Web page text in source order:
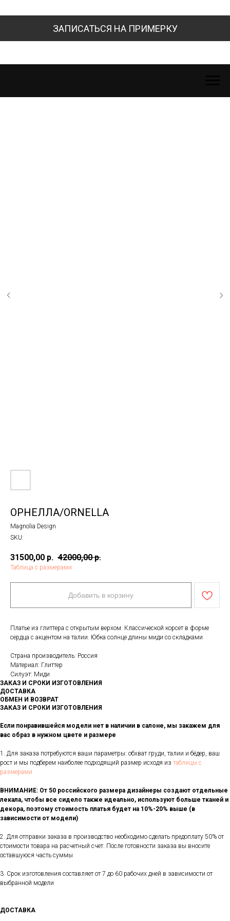
ЗАПИСАТЬСЯ НА ПРИМЕРКУ
ОРНЕЛЛА/ORNELLA
Magnolia Design
SKU:
31500,00 р. 42000,00 р.
Таблица с размерами
Добавить в корзину
Платье из глиттера с открытым верхом. Классической корсет в форме
сердца с акцентом на талии. Юбка солнце длины миди со складками
Страна производитель: Россия
Материал: Глиттер
Силуэт: Миди
ЗАКАЗ И СРОКИ ИЗГОТОВЛЕНИЯ
ДОСТАВКА
ОБМЕН И ВОЗВРАТ
ЗАКАЗ И СРОКИ ИЗГОТОВЛЕНИЯ
Если понравившейся модели нет в наличии в салоне, мы закажем для
вас образ в нужном цвете и размере
1. Для заказа потребуются ваши параметры: обхват груди, талии и бёдер, ваш
рост и мы подберем наиболее подходящий размер исходя из таблицы с
размерами
ВНИМАНИЕ: От 50 российского размера дизайнеры создают отдельные
лекала, чтобы все сидело также идеально, используют больше тканей и
декора, поэтому стоимость платья будет на 10%-20% выше (в
зависимости от модели)
2. Для отправки заказа в производство необходимо сделать предоплату 50% от
стоимости товара на расчетный счет. После готовности заказа вы вносите
оставшуюся часть суммы
3. Срок изготовления составляет от 7 до 60 рабочих дней в зависимости от
выбранной модели
ДОСТАВКА